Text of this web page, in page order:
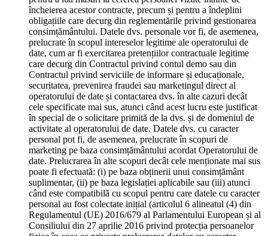
încheierea acestor contracte, precum și pentru a îndeplini
obligațiile care decurg din reglementările privind gestionarea
consimțământului. Datele dvs. personale vor fi, de asemenea,
prelucrate în scopul intereselor legitime ale operatorului de
date, cum ar fi exercitarea pretențiilor contractuale legitime
care decurg din Contractul privind contul demo sau din
Contractul privind serviciile de informare și educaționale,
securitatea, prevenirea fraudei sau marketingul direct al
operatorului de date și contactarea dvs. în alte cazuri decât
cele specificate mai sus, atunci când acest lucru este justificat
în special de o solicitare primită de la dvs. și de domeniul de
activitate al operatorului de date. Datele dvs. cu caracter
personal pot fi, de asemenea, prelucrate în scopuri de
marketing pe baza consimțământului acordat Operatorului de
date. Prelucrarea în alte scopuri decât cele menționate mai sus
poate fi efectuată: (i) pe baza obținerii unui consimțământ
suplimentar, (ii) pe baza legislației aplicabile sau (iii) atunci
când este compatibilă cu scopul pentru care datele cu caracter
personal au fost colectate inițial (articolul 6 alineatul (4) din
Regulamentul (UE) 2016/679 al Parlamentului European și al
Consiliului din 27 aprilie 2016 privind protecția persoanelor